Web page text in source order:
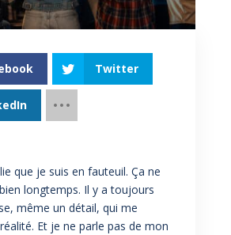
Twitter
que je suis en fauteuil. Ça ne
longtemps. Il y a toujours
même un détail, qui me
Et je ne parle pas de mon